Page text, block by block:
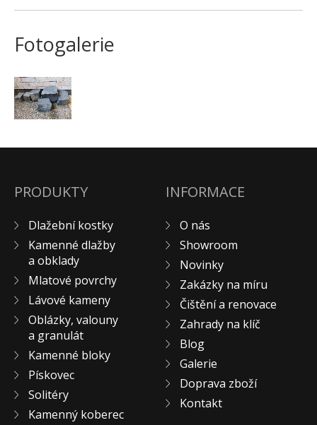
Creative Floor
Doplňkový sortiment
KAMENNÉ DLAŽBY, OBKLADY
MLATOVÉ POVRCHY
BLOG
KONTAKT
Fotogalerie
PRODUKTY
Dlažební kostky
Kamenné dlažby
a obklady
Mlatové povrchy
Lávové kameny
Oblázky, valouny
a granulát
Kamenné bloky
Pískovec
Solitéry
Kamenný koberec
INFORMACE
O nás
Showroom
Novinky
Zakázky na míru
Čištění a renovace
Zahrady na klíč
Blog
Galerie
Doprava zboží
Kontakt